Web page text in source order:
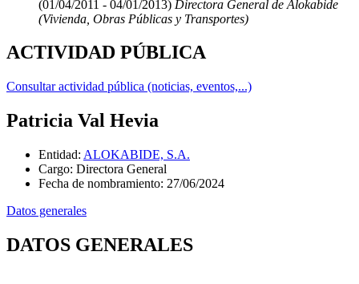
(01/04/2011 - 04/01/2013) Directora General de Alokabide
(Vivienda, Obras Públicas y Transportes)
ACTIVIDAD PÚBLICA
Consultar actividad pública (noticias, eventos,...)
Patricia Val Hevia
Entidad: ALOKABIDE, S.A.
Cargo: Directora General
Fecha de nombramiento: 27/06/2024
Datos generales
DATOS GENERALES